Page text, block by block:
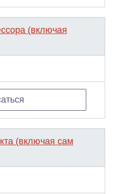
(включая
(включая сам